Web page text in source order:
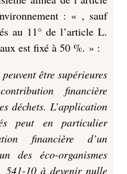
: « , sauf
au 11° de l’article L.
est fixé à 50 %. » :
être supérieures
financière
déchets. L’application
peut en particulier
financière d’un
des éco-organismes
541-10 à devenir nulle